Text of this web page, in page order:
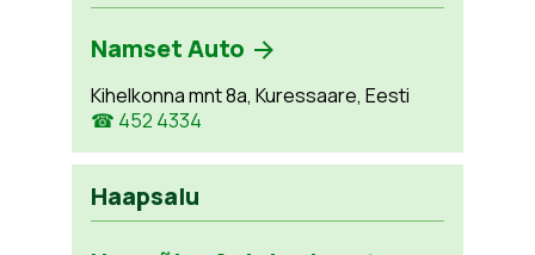
Namset Auto
Kihelkonna mnt 8a, Kuressaare, Eesti
☎ 452 4334
Haapsalu